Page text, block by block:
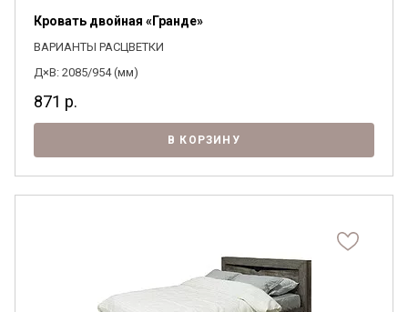
согласен на их обработку.
Кровать двойная «Гранде»
ВАРИАНТЫ РАСЦВЕТКИ
Д×В: 2085/954 (мм)
871 р.
В КОРЗИНУ